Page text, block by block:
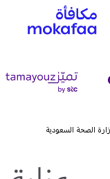
الصحة السعودية